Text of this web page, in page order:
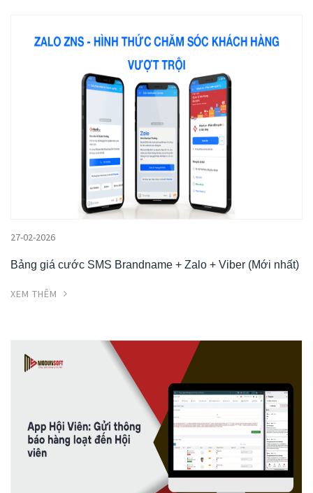
27-02-2026
Bảng giá cước SMS Brandname + Zalo + Viber (Mới nhất)
XEM THÊM